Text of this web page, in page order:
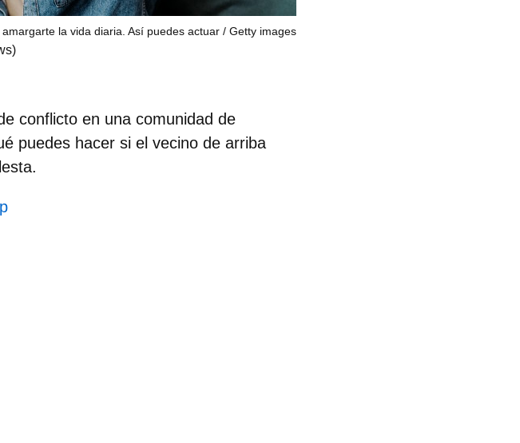
la vida diaria. Así puedes actuar Getty images
conflicto en una comunidad de
puedes hacer si el vecino de arriba